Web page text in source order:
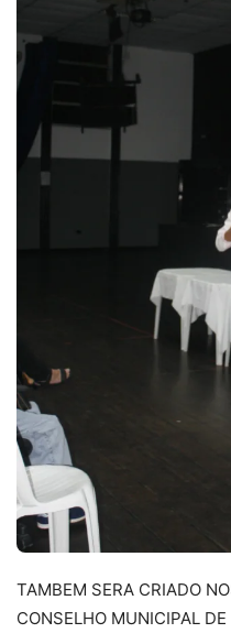
TAMBEM SERA CRIADO
CONSELHO MUNICIPAL